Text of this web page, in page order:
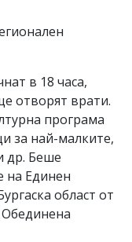
в 18 часа,
отворят врати.
програма
за най-малките,
др. Беше
на Единен
област от